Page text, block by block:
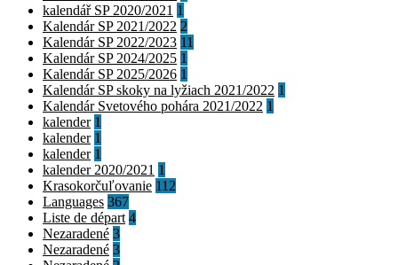
kalendář SP 2020/2021 1
Kalendár SP 2021/2022 2
Kalendár SP 2022/2023 11
Kalendár SP 2024/2025 1
Kalendár SP 2025/2026 1
Kalendár SP skoky na lyžiach 2021/2022 1
Kalendár Svetového pohára 2021/2022 1
kalender 1
kalender 1
kalender 1
kalender 2020/2021 1
Krasokorčuľovanie 112
Languages 367
Liste de départ 4
Nezaradené 3
Nezaradené 3